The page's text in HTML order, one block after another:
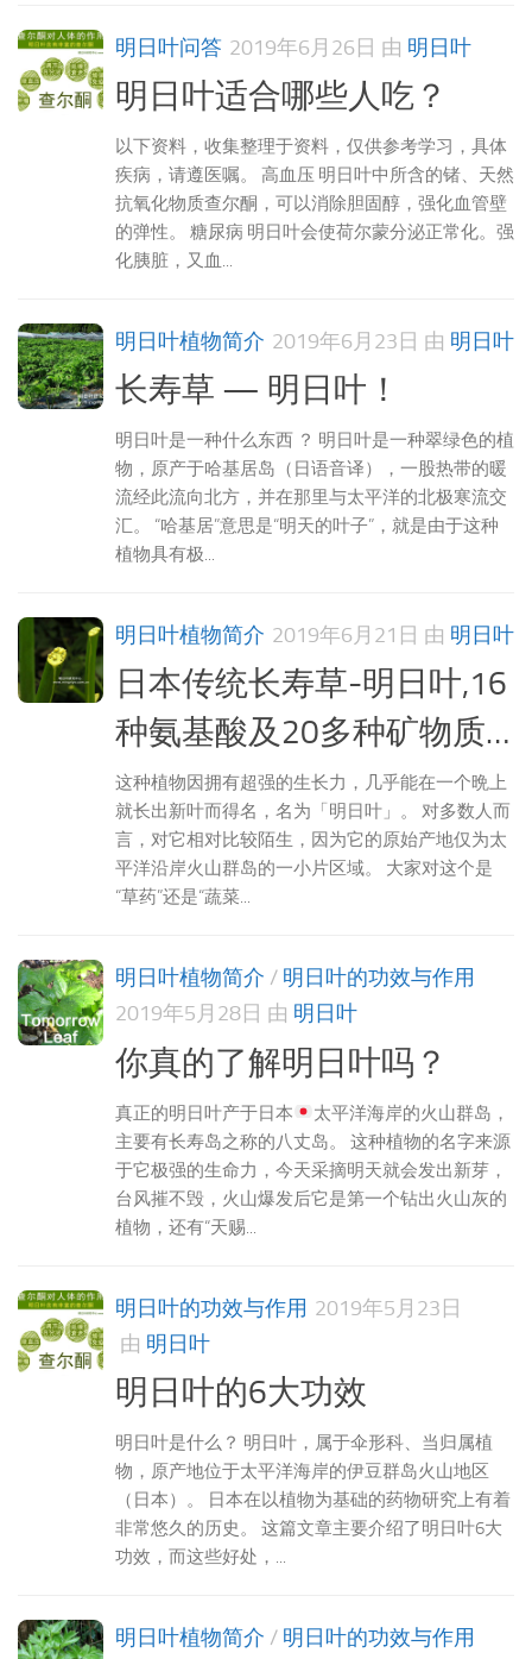
明日叶问答 2019年6月26日 由 明日叶
明日叶适合哪些人吃？
以下资料，收集整理于资料，仅供参考学习，具体
疾病，请遵医嘱。 高血压 明日叶中所含的锗、天然
抗氧化物质查尔酮，可以消除胆固醇，强化血管壁
的弹性。 糖尿病 明日叶会使荷尔蒙分泌正常化。强
化胰脏，又血...
明日叶植物简介 2019年6月23日 由 明日叶
长寿草 — 明日叶！
明日叶是一种什么东西 ？ 明日叶是一种翠绿色的植
物，原产于哈基居岛（日语音译），一股热带的暖
流经此流向北方，并在那里与太平洋的北极寒流交
汇。 “哈基居”意思是“明天的叶子”，就是由于这种
植物具有极...
明日叶植物简介 2019年6月21日 由 明日叶
日本传统长寿草-明日叶,16
种氨基酸及20多种矿物质…
这种植物因拥有超强的生长力，几乎能在一个晩上
就长出新叶而得名，名为「明日叶」。 对多数人而
言，对它相对比较陌生，因为它的原始产地仅为太
平洋沿岸火山群岛的一小片区域。 大家对这个是
“草药”还是“蔬菜...
明日叶植物简介 / 明日叶的功效与作用
2019年5月28日 由 明日叶
你真的了解明日叶吗？
真正的明日叶产于日本
太平洋海岸的火山群岛，
主要有长寿岛之称的八丈岛。 这种植物的名字来源
于它极强的生命力，今天采摘明天就会发出新芽，
台风摧不毁，火山爆发后它是第一个钻出火山灰的
植物，还有“天赐...
明日叶的功效与作用 2019年5月23日
由 明日叶
明日叶的6大功效
明日叶是什么？ 明日叶，属于伞形科、当归属植
物，原产地位于太平洋海岸的伊豆群岛火山地区
（日本）。 日本在以植物为基础的药物研究上有着
非常悠久的历史。 这篇文章主要介绍了明日叶6大
功效，而这些好处，...
明日叶植物简介 / 明日叶的功效与作用